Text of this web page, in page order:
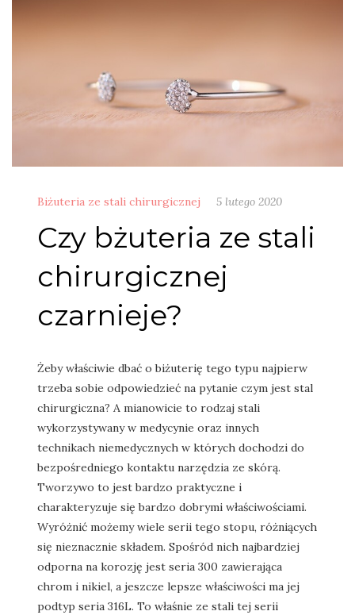
Biżuteria ze stali chirurgicznej 5 lutego 2020
Czy bżuteria ze stali
chirurgicznej
czarnieje?
Żeby właściwie dbać o biżuterię tego typu najpierw
trzeba sobie odpowiedzieć na pytanie czym jest stal
chirurgiczna? A mianowicie to rodzaj stali
wykorzystywany w medycynie oraz innych
technikach niemedycznych w których dochodzi do
bezpośredniego kontaktu narzędzia ze skórą.
Tworzywo to jest bardzo praktyczne i
charakteryzuje się bardzo dobrymi właściwościami.
Wyróżnić możemy wiele serii tego stopu, różniących
się nieznacznie składem. Spośród nich najbardziej
odporna na korozję jest seria 300 zawierająca
chrom i nikiel, a jeszcze lepsze właściwości ma jej
podtyp seria 316L. To właśnie ze stali tej serii